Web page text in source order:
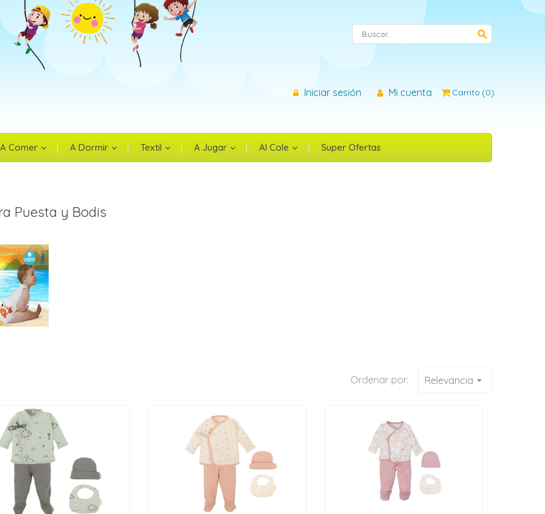
search
Iniciar sesión Mi cuenta Carrito (0)
A Comer A Dormir Textil A Jugar Al Cole Super Ofertas
Puesta y Bodis
Ordenar por: Relevancia arrow_drop_down
sesión
iniciar sesión para guardar productos en tu lista de deseos.